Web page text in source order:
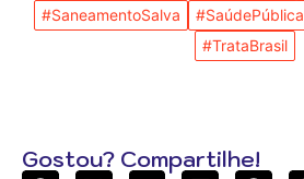
#SaneamentoSalva
#SaúdePública
#TrataBrasil
Gostou? Compartilhe!